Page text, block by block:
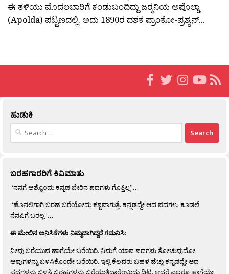
ಈ ತಳಿಯು ಮೊದಲಬಾರಿಗೆ ಕಂಡುಬಂದಿದ್ದು ಜರ‍್ಮನಿಯ ಅಪೊಲ್ಡಾ
(Apolda) ಪಟ್ಟಣದಲ್ಲಿ. ಅದು 1890ರ ದಶಕ ಪ್ರಾಂಕೋ-ಪ್ರಶ್ಯನ್...
ಹುಡುಕಿ
Search
ಬರಹಗಾರರಿಗೆ ಕಿವಿಮಾತು
“ನನಗೆ ಅಶ್ಟೊಂದು ಕನ್ನಡ ಬೇರಿನ ಪದಗಳು ಗೊತ್ತಿಲ್ಲ”…
“ಹೊನಲಿಗಾಗಿ ಬರಹ ಬರೆಯೋದು ಕಶ್ಟವಾಗುತ್ತೆ. ಕನ್ನಡದ್ದೇ ಆದ ಪದಗಳು ಕೂಡಲೆ
ನೆನಪಿಗೆ ಬರಲ್ಲ”…
ಈ ಮೇಲಿನ ಅನಿಸಿಕೆಗಳು ನಿಮ್ಮದಾಗಿದ್ದರೆ ಗಮನಿಸಿ:
ನೀವು ಬರೆಯುವ ಹಾಗೆಯೇ ಬರೆಯಿರಿ. ನಿಮಗೆ ಯಾವ ಪದಗಳು ತೋಚುವುದೋ
ಅವುಗಳನ್ನು ಬಳಸಿಕೊಂಡೇ ಬರೆಯಿರಿ. ಇಲ್ಲಿ ಕೆಲವರು ಬಹಳ ಹೆಚ್ಚು ಕನ್ನಡದ್ದೇ ಆದ
ಪದಗಳನ್ನು ಬಳಸಿ ಬರಹಗಳನ್ನು ಬರೆಯುತ್ತಿದ್ದಾರೆಂಬುದು ದಿಟ. ಆದರೆ ಎಲ್ಲರೂ ಹಾಗೆಯೇ